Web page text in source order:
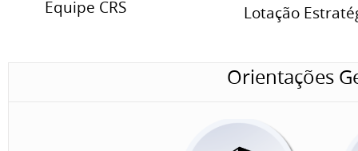
Equipe CRS Lotação
Orientações